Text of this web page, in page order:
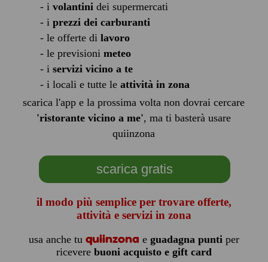
- i volantinidei supermercati
- i prezzi dei carburanti
- le offerte di lavoro
- le previsioni meteo
- i servizi vicino a te
- i locali e tutte le attività in zona
scarica l'app e la prossima volta non dovrai cercare
'ristorante vicino a me', ma ti basterà usare
quiinzona
scarica gratis
il modo più semplice per trovare offerte,
attività e servizi in zona
usa anche tu quiinzona e guadagna puntiper
ricevere buoni acquisto e gift card